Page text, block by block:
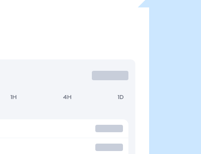
1H 4H 1D